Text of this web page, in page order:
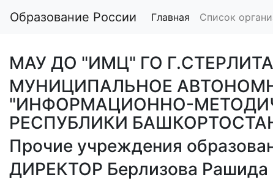
Образование России Главная Список
МАУ ДО "ИМЦ" ГО
МУНИЦИПАЛЬНОЕ
"ИНФОРМАЦИОННО-
РЕСПУБЛИКИ
Прочие учреждения
ДИРЕКТОР Берлизова Рашида